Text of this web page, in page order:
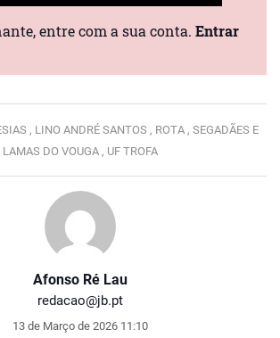
Afonso Ré Lau
redacao@jb.pt
13 de Março de 2026 11:10
entre com a sua conta. Entrar
, LINO ANDRÉ SANTOS , ROTA , SEGADÃES E
LAMAS DO VOUGA , UF TROFA